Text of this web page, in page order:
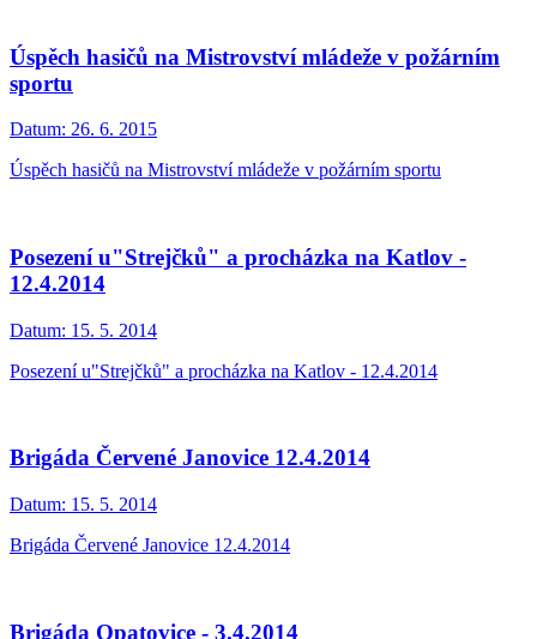
Úspěch hasičů na Mistrovství mládeže v požárním
sportu
Datum: 26. 6. 2015
Úspěch hasičů na Mistrovství mládeže v požárním sportu
Posezení u"Strejčků" a procházka na Katlov -
12.4.2014
Datum: 15. 5. 2014
Posezení u"Strejčků" a procházka na Katlov - 12.4.2014
Brigáda Červené Janovice 12.4.2014
Datum: 15. 5. 2014
Brigáda Červené Janovice 12.4.2014
Brigáda Opatovice - 3.4.2014